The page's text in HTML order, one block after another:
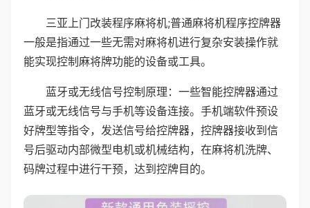
三亚上门改装程序麻将机;普通麻将机程序控牌器
一般是指通过一些无需对麻将机进行复杂安装操作就
能实现控制麻将牌功能的设备或工具。
蓝牙或无线信号控制原理：一些智能控牌器通过
蓝牙或无线信号与手机等设备连接。手机端软件预设
好牌型等指令，发送信号给控牌器，控牌器接收到信
号后驱动内部微型电机或机械结构，在麻将机洗牌、
码牌过程中进行干预，达到控牌目的。